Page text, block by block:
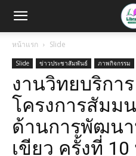
หน้าแรก Slide
Slide ข่าวประชาสัมพันธ์ ภาพกิจกรรม
งานวิทยบริกา
โครงการสัมม
ด้านการพัฒน
เขียว ครั้งที่